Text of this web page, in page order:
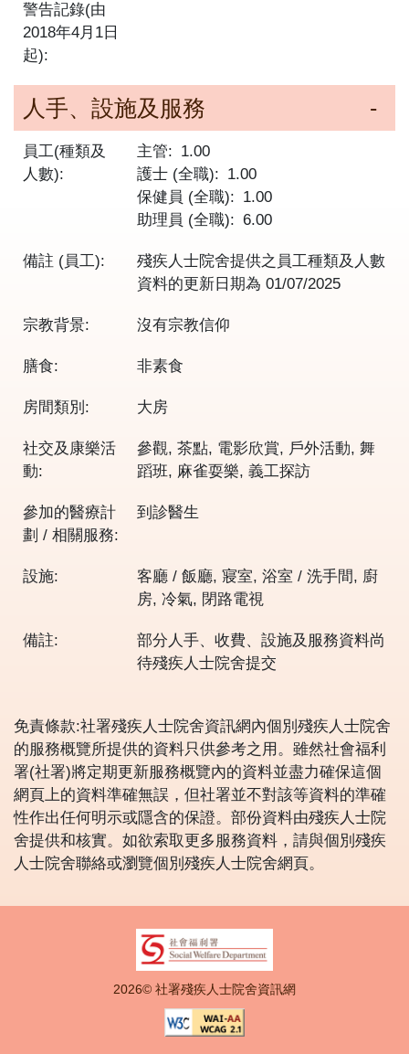
警告記錄(由
2018年4月1日
起):
人手、設施及服務
員工(種類及
人數):
主管
1.00
護士 (全職)
1.00
保健員 (全職)
1.00
助理員 (全職)
6.00
備註 (員工):
殘疾人士院舍提供之員工種類及人數
資料的更新日期為01/07/2025
宗教背景: 沒有宗教信仰
膳食: 非素食
房間類別: 大房
社交及康樂活
動:
參觀, 茶點, 電影欣賞, 戶外活動, 舞
蹈班, 麻雀耍樂, 義工探訪
參加的醫療計
劃 / 相關服務:
到診醫生
設施:
客廳 / 飯廳, 寢室, 浴室 / 洗手間, 廚
房, 冷氣, 閉路電視
備註:
部分人手、收費、設施及服務資料尚
待殘疾人士院舍提交
免責條款:社署殘疾人士院舍資訊網內個別殘疾人士院舍
的服務概覽所提供的資料只供參考之用。雖然社會福利
署(社署)將定期更新服務概覽內的資料並盡力確保這個
網頁上的資料準確無誤，但社署並不對該等資料的準確
性作出任何明示或隱含的保證。部份資料由殘疾人士院
舍提供和核實。如欲索取更多服務資料，請與個別殘疾
人士院舍聯絡或瀏覽個別殘疾人士院舍網頁。
2026© 社署殘疾人士院舍資訊網